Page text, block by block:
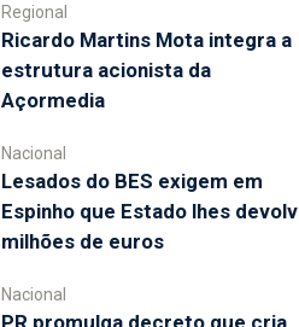
Regional
Ricardo Martins Mota integra a
estrutura acionista da
Açormedia
Nacional
Lesados do BES exigem em
Espinho que Estado lhes
milhões de euros
Nacional
PR promulga decreto que cria